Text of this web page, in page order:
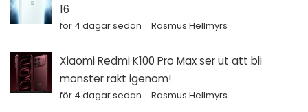
16
för 4 dagar sedan Rasmus Hellmyrs
Xiaomi Redmi K100 Pro Max ser ut att bli
monster rakt igenom!
för 4 dagar sedan Rasmus Hellmyrs